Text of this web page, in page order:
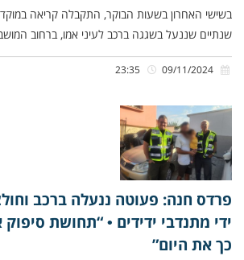
בשישי האחרון בשעות הבוקר, התקבלה קריאה במוקד
שנתיים שננעל בשגגה ברכב לעיני אמו, ברחוב
פרדס חנה: פעוטה ננעלה ברכב
ידי מתנדבי ידידים • “תחושת
כך את היום”